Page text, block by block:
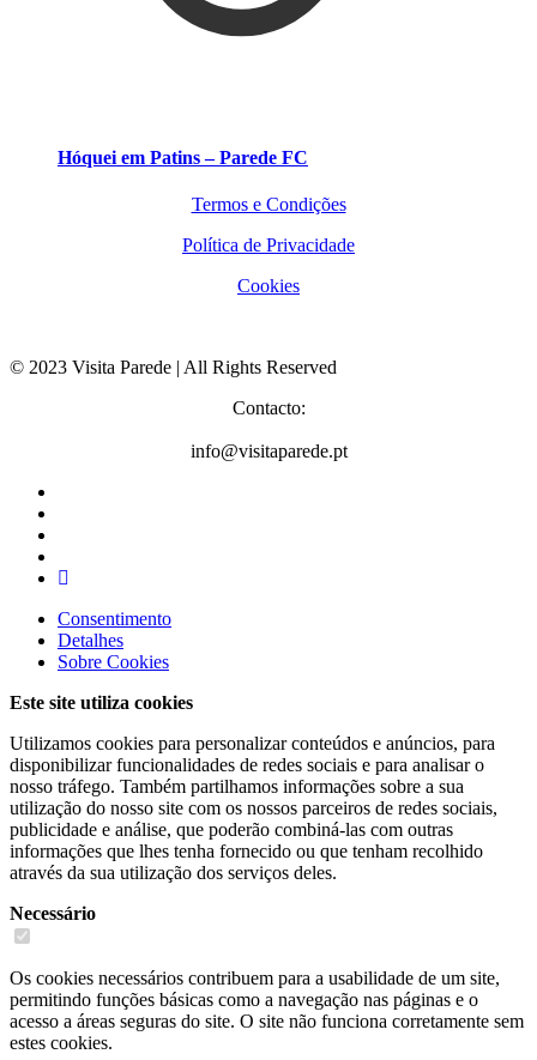
Hóquei em Patins – Parede FC
Termos e Condições
Política de Privacidade
Cookies
© 2023 Visita Parede | All Rights Reserved
Contacto:
info@visitaparede.pt
Consentimento
Detalhes
Sobre Cookies
Este site utiliza cookies
Utilizamos cookies para personalizar conteúdos e anúncios, para
disponibilizar funcionalidades de redes sociais e para analisar o
nosso tráfego. Também partilhamos informações sobre a sua
utilização do nosso site com os nossos parceiros de redes sociais,
publicidade e análise, que poderão combiná-las com outras
informações que lhes tenha fornecido ou que tenham recolhido
através da sua utilização dos serviços deles.
Necessário
Os cookies necessários contribuem para a usabilidade de um site,
permitindo funções básicas como a navegação nas páginas e o
acesso a áreas seguras do site. O site não funciona corretamente sem
estes cookies.